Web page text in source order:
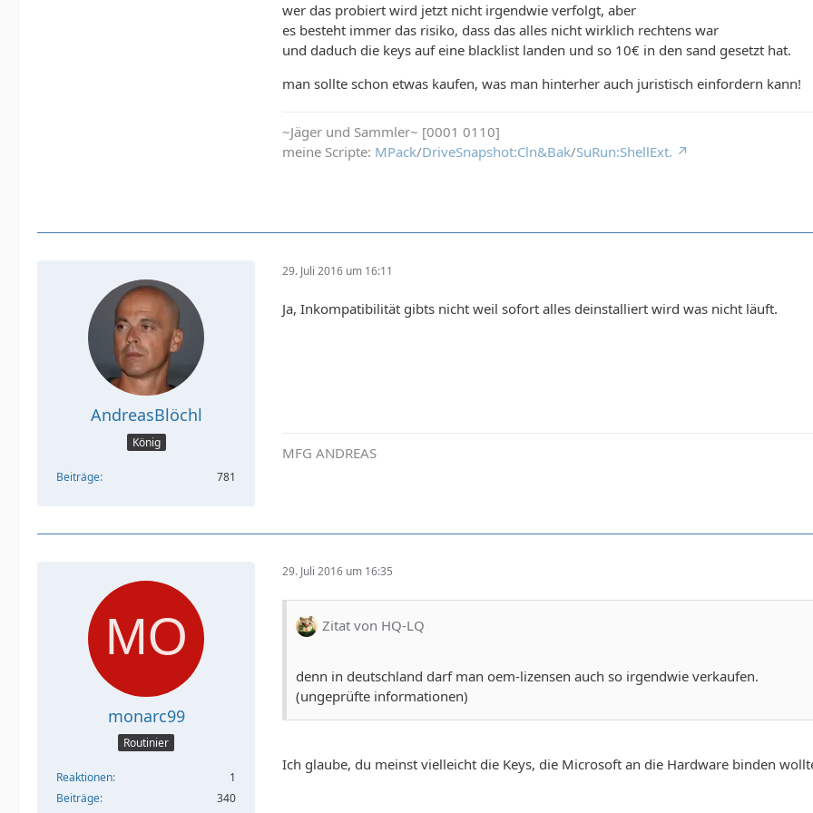
wer das probiert wird jetzt nicht irgendwie verfolgt, aber
es besteht immer das risiko, dass das alles nicht wirklich rechtens war
und daduch die keys auf eine blacklist landen und so 10€ in den sand gesetzt hat.
man sollte schon etwas kaufen, was man hinterher auch juristisch einfordern kann!
~Jäger und Sammler~ [0001 0110]
meine Scripte: MPack/DriveSnapshot:Cln&Bak/SuRun:ShellExt.
AndreasBlöchl
König
Beiträge 781
29. Juli 2016 um 16:11
Ja, Inkompatibilität gibts nicht weil sofort alles deinstalliert wird was nicht läuft.
MFG ANDREAS
monarc99
Routinier
Reaktionen
1
Beiträge
340
29. Juli 2016 um 16:35
Zitat von HQ-LQ
denn in deutschland darf man oem-lizensen auch so irgendwie verkaufen.
(ungeprüfte informationen)
Ich glaube, du meinst vielleicht die Keys, die Microsoft an die Hardware binden